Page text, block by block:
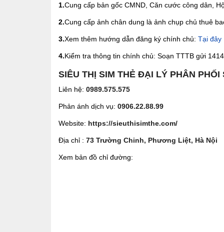
1.Cung cấp bản gốc CMND, Căn cước công dân,
2.Cung cấp ảnh chân dung là ảnh chụp chủ thuê
3.Xem thêm hướng dẫn đăng ký chính chủ: Tại đây
4.Kiểm tra thông tin chính chủ: Soạn TTTB gửi
SIÊU THỊ SIM THẺ ĐẠI LÝ PHÂN PHỐI
Liên hệ: 0989.575.575
Phản ánh dịch vụ: 0906.22.88.99
Website: https://sieuthisimthe.com/
Địa chỉ : 73 Trường Chinh, Phương Liệt, Hà Nội
Xem bản đồ chỉ đường: